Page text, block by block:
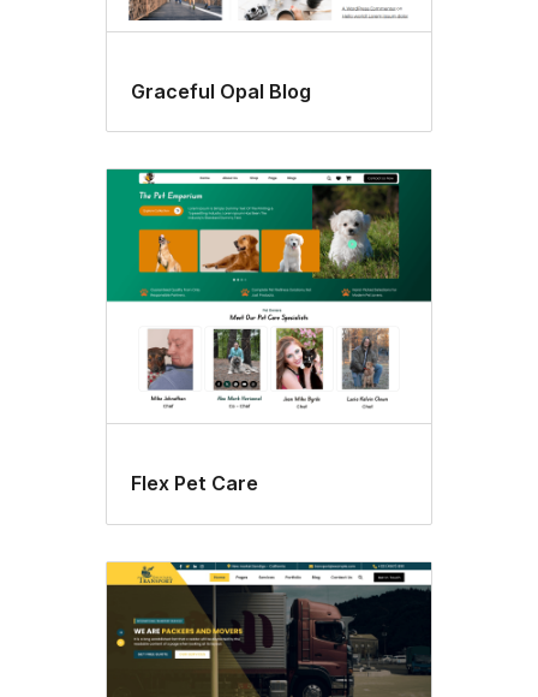
Graceful Opal Blog
Flex Pet Care